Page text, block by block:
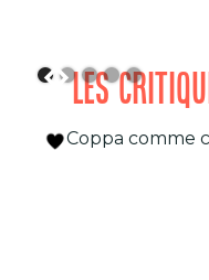
LES
Coppa comme